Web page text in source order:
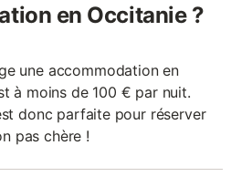
en Occitanie ?
une accommodation en
à moins de 100 € par nuit.
donc parfaite pour réserver
pas chère !